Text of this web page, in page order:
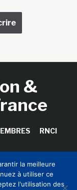
&
RNCI
CLIC France /
la meilleure
à utiliser ce
l'utilisation des